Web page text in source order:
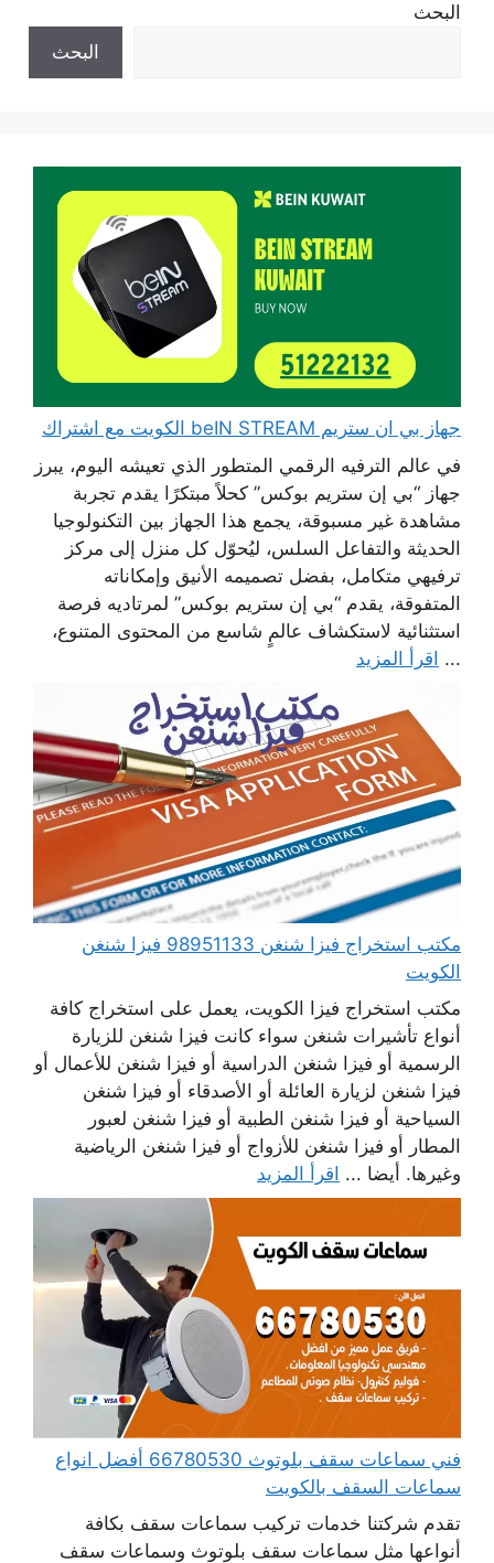
البحث
البحث
جهاز بي ان ستريم beIN STREAM الكويت مع اشتراك
في عالم الترفيه الرقمي المتطور الذي تعيشه اليوم، يبرز
جهاز “بي إن ستريم بوكس” كحلاً مبتكرًا يقدم تجربة
مشاهدة غير مسبوقة، يجمع هذا الجهاز بين التكنولوجيا
الحديثة والتفاعل السلس، ليُحوّل كل منزل إلى مركز
ترفيهي متكامل، بفضل تصميمه الأنيق وإمكاناته
المتفوقة، يقدم “بي إن ستريم بوكس” لمرتاديه فرصة
استثنائية لاستكشاف عالمٍ شاسع من المحتوى المتنوع،
... اقرأ المزيد
مكتب استخراج فيزا شنغن 98951133 فيزا شنغن
الكويت
مكتب استخراج فيزا الكويت، يعمل على استخراج كافة
أنواع تأشيرات شنغن سواء كانت فيزا شنغن للزيارة
الرسمية أو فيزا شنغن الدراسية أو فيزا شنغن للأعمال أو
فيزا شنغن لزيارة العائلة أو الأصدقاء أو فيزا شنغن
السياحية أو فيزا شنغن الطبية أو فيزا شنغن لعبور
المطار أو فيزا شنغن للأزواج أو فيزا شنغن الرياضية
وغيرها. أيضا ... اقرأ المزيد
فني سماعات سقف بلوتوث 66780530 أفضل انواع
سماعات السقف بالكويت
تقدم شركتنا خدمات تركيب سماعات سقف بكافة
أنواعها مثل سماعات سقف بلوتوث وسماعات سقف